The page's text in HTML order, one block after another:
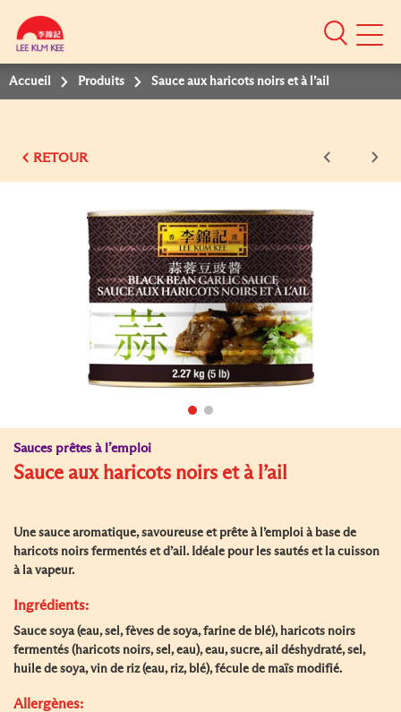
Mobile
Accueil Produits Sauce aux haricots noirs et à l’ail
RETOUR
Sauces prêtes à l’emploi
Sauce aux haricots noirs et à l’ail
Une sauce aromatique, savoureuse et prête à l’emploi à base de
haricots noirs fermentés et d’ail. Idéale pour les sautés et la cuisson
à la vapeur.
Ingrédients:
Sauce soya (eau, sel, fèves de soya, farine de blé), haricots noirs
fermentés (haricots noirs, sel, eau), eau, sucre, ail déshydraté, sel,
huile de soya, vin de riz (eau, riz, blé), fécule de maïs modifié.
Allergènes: